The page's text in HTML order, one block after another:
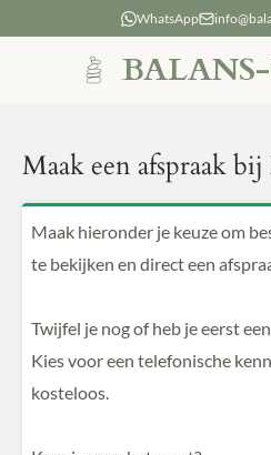
WhatsApp
hoofdinhoud
Maak een afspraak
Maak hieronder je keuze om
te bekijken en direct een
Twijfel je nog of heb je eerst
Kies voor een telefonische
kosteloos.